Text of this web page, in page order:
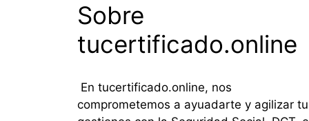
Sobre
tucertificado.online
En tucertificado.online, nos
comprometemos a ayuadarte y agilizar